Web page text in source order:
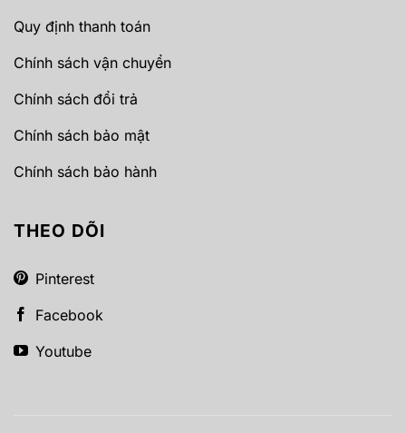
Quy định thanh toán
Chính sách vận chuyển
Chính sách đổi trả
Chính sách bảo mật
Chính sách bảo hành
THEO DÕI
Pinterest
Facebook
Youtube